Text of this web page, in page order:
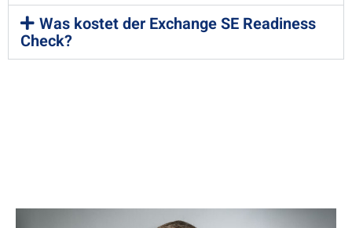
Was kostet der Exchange SE Readiness
Check?